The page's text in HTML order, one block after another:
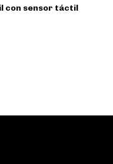
con sensor táctil